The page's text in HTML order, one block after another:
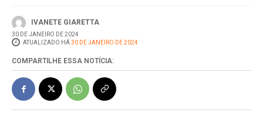
IVANETE GIARETTA
30 DE JANEIRO DE 2024
ATUALIZADO HÁ30 DE JANEIRO DE 2024
COMPARTILHE ESSA NOTÍCIA: